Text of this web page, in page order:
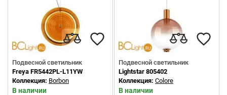
Подвесной светильник
Freya FR5442PL-L11YW
Коллекция: Borbon
В наличии
Подвесной светильник
Lightstar 805402
Коллекция: Colore
В наличии